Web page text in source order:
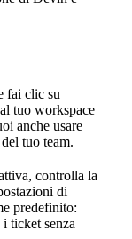
fai clic su
tuo workspace
anche usare
tuo team.
controlla la
di
predefinito:
ticket senza